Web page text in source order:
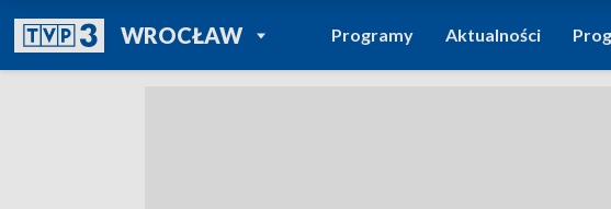
WROCŁAWPOWRÓT DO
TVP REGIONY
Programy Aktualności